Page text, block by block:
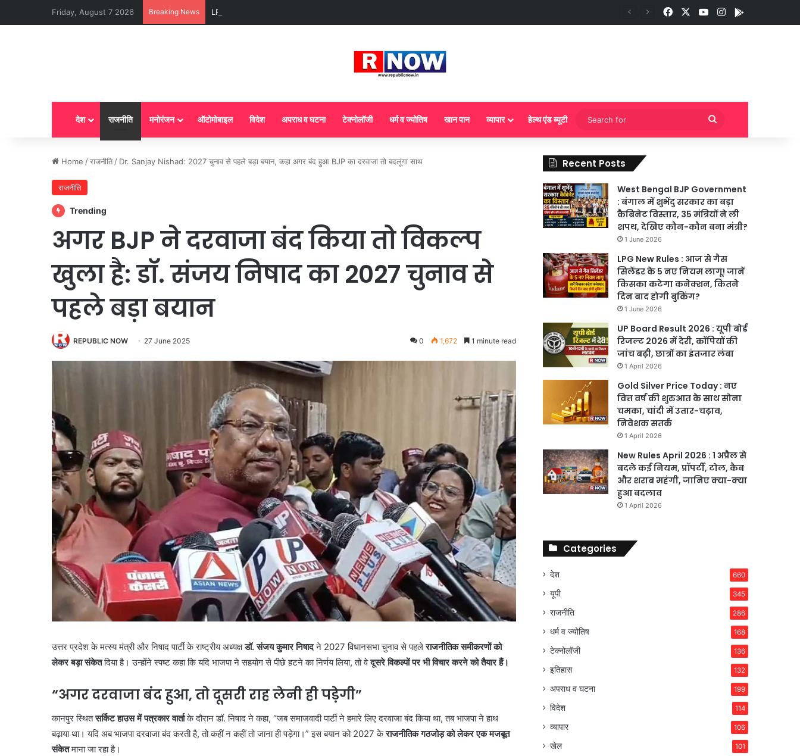
Friday, August 7 2026 Breaking News LPG New Rules : आज से गैस सिलेंडर के 5 नए नियम लागू! जानें किसका कटेगा कनेक्शन, कितने दिन बाद होगी बुकिंग? FacebookYouTubeInstagram
देश राजनीति मनोरंजन ऑटोमोबाइल विदेश अपराध व घटना टेक्नोलॉजी धर्म व ज्योतिष खान पान व्यापार हेल्थ एंड ब्यूटी
Search
for
Home /राजनीति / Dr. Sanjay Nishad: 2027 चुनाव से पहले बड़ा बयान, कहा अगर बंद हुआ BJP का दरवाजा तो बदलूंगा साथ
राजनीति
Trending
अगर BJP ने दरवाजा बंद किया तो विकल्प
खुला है: डॉ. संजय निषाद का 2027 चुनाव से
पहले बड़ा बयान
REPUBLIC NOW 27 June 2025 0 1,672 1 minute read
उत्तर प्रदेश के मत्स्य मंत्री और निषाद पार्टी के राष्ट्रीय अध्यक्षडॉ. संजय कुमार निषादने 2027 विधानसभा चुनाव से पहलेराजनीतिक समीकरणों को
लेकर बड़ा संकेतदिया है। उन्होंने स्पष्ट कहा कि यदि भाजपा ने सहयोग से पीछे हटने का निर्णय लिया, तो वेदूसरे विकल्पों पर भी विचार करने को तैयार हैं।
“अगर दरवाजा बंद हुआ, तो दूसरी राह लेनी ही पड़ेगी”
कानपुर स्थितसर्किट हाउस में पत्रकार वार्ताके दौरान डॉ. निषाद ने कहा, “जब समाजवादी पार्टी ने हमारे लिए दरवाजा बंद किया था, तब भाजपा ने हाथ
बढ़ाया था। यदि अब भाजपा दरवाजा बंद करती है, तो कहीं न कहीं तो जाना ही पड़ेगा।” इस बयान को 2027 केराजनीतिक गठजोड़ को लेकर एक मजबूत
संकेतमाना जा रहा है।
Recent Posts
West Bengal BJP Government
: बंगाल में शुभेंदु सरकार का बड़ा
कैबिनेट विस्तार, 35 मंत्रियों ने ली
शपथ, देखिए कौन-कौन बना मंत्री?
1 June 2026
LPG New Rules : आज से गैस
सिलेंडर के 5 नए नियम लागू! जानें
किसका कटेगा कनेक्शन, कितने
दिन बाद होगी बुकिंग?
1 June 2026
UP Board Result 2026 : यूपी बोर्ड
रिजल्ट 2026 में देरी, कॉपियों की
जांच बढ़ी, छात्रों का इंतजार लंबा
1 April 2026
Gold Silver Price Today : नए
वित्त वर्ष की शुरुआत के साथ सोना
चमका, चांदी में उतार-चढ़ाव,
निवेशक सतर्क
1 April 2026
New Rules April 2026 : 1 अप्रैल से
बदले कई नियम, प्रॉपर्टी, टोल, कैब
और शराब महंगी, जानिए क्या-क्या
हुआ बदलाव
1 April 2026
Categories
देश 660
यूपी 345
राजनीति 286
धर्म व ज्योतिष 168
टेक्नोलॉजी 136
इतिहास 132
अपराध व घटना 199
विदेश 114
व्यापार 106
खेल 101